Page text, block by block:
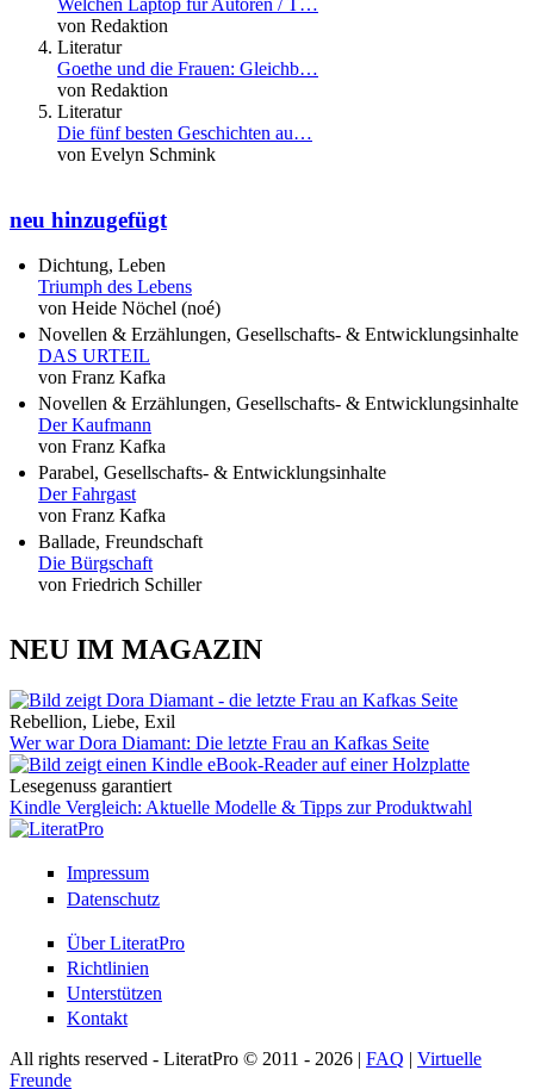
Welchen Laptop für Autoren / T…
von Redaktion
Literatur
Goethe und die Frauen: Gleichb…
von Redaktion
Literatur
Die fünf besten Geschichten au…
von Evelyn Schmink
neu hinzugefügt
Dichtung, Leben
Triumph des Lebens
von Heide Nöchel (noé)
Novellen & Erzählungen, Gesellschafts- & Entwicklungsinhalte
DAS URTEIL
von Franz Kafka
Novellen & Erzählungen, Gesellschafts- & Entwicklungsinhalte
Der Kaufmann
von Franz Kafka
Parabel, Gesellschafts- & Entwicklungsinhalte
Der Fahrgast
von Franz Kafka
Ballade, Freundschaft
Die Bürgschaft
von Friedrich Schiller
NEU IM MAGAZIN
Rebellion, Liebe, Exil
Wer war Dora Diamant: Die letzte Frau an Kafkas Seite
Lesegenuss garantiert
Kindle Vergleich: Aktuelle Modelle & Tipps zur Produktwahl
Impressum
Datenschutz
Über LiteratPro
Richtlinien
Unterstützen
Kontakt
All rights reserved - LiteratPro © 2011 - 2026 | FAQ | Virtuelle
Freunde